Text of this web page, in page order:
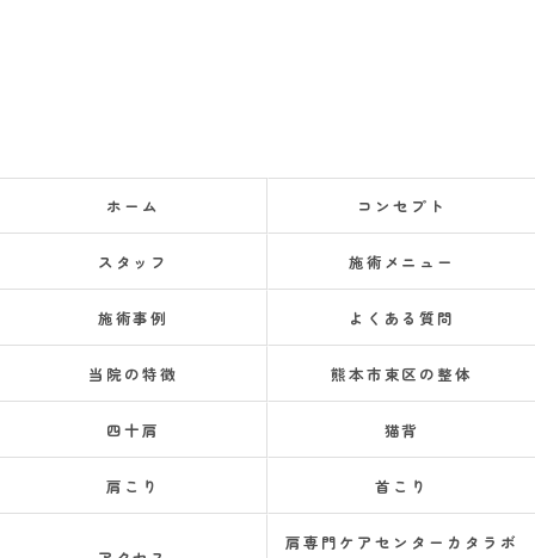
ホーム コンセプト
スタッフ 施術メニュー
施術事例 よくある質問
当院の特徴 熊本市東区の整体
四十肩 猫背
肩こり 首こり
肩専門ケアセンターカタラボ